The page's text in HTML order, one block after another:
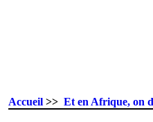
Accueil >> Et en Afrique, on